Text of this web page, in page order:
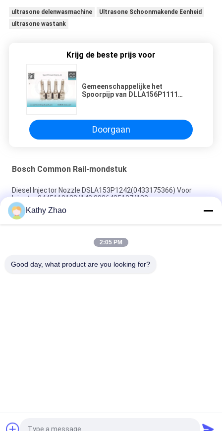
ultrasone delenwasmachine
Ultrasone Schoonmakende Eenheid
ultrasone wastank
Krijg de beste prijs voor
Gemeenschappelijke het
Spoorpijp van DLLA156P1111
Doorgaan
Bosch Common Rail-mondstuk
Diesel Injector Nozzle DSLA153P1242(0433175366) Voor
Injector 0445110139/140,0986435107/180
DLLA141P2146 Common Rail Injector Nozzle Voor Injectoren
0445120134
DSLA150P1438 Common Rail Nozzle 0433175425 voor
Kathy Zhao
2:05 PM
Good day, what product are you looking for?